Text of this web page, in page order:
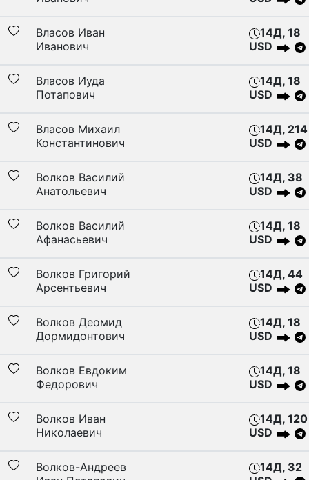
Власов Иван
Иванович
14Д, 18
USD
Власов Иуда
Потапович
14Д, 18
USD
Власов Михаил
Константинович
14Д, 214
USD
Волков Василий
Анатольевич
14Д, 38
USD
Волков Василий
Афанасьевич
14Д, 18
USD
Волков Григорий
Арсентьевич
14Д, 44
USD
Волков Деомид
Дормидонтович
14Д, 18
USD
Волков Евдоким
Федорович
14Д, 18
USD
Волков Иван
Николаевич
14Д, 120
USD
Волков-Андреев
14Д, 32